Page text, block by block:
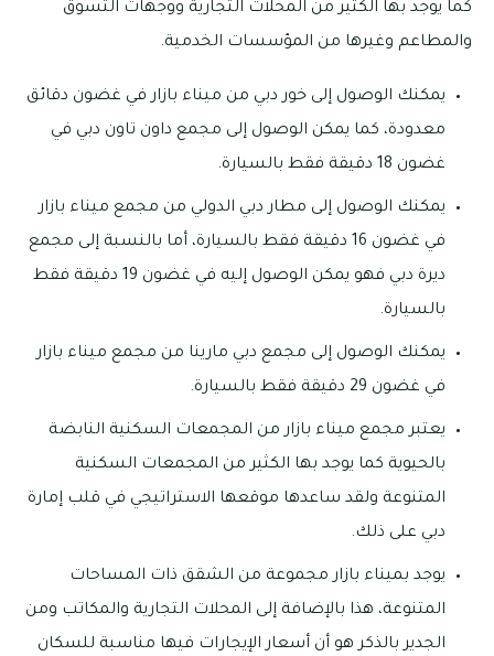
كما يوجد بها الكثير من المحلات التجارية ووجهات التسوق
والمطاعم وغيرها من المؤسسات الخدمية.
يمكنك الوصول إلى خور دبي من ميناء بازار في غضون دقائق
معدودة، كما يمكن الوصول إلى مجمع داون تاون دبي في
غضون 18 دقيقة فقط بالسيارة.
يمكنك الوصول إلى مطار دبي الدولي من مجمع ميناء بازار
في غضون 16 دقيقة فقط بالسيارة، أما بالنسبة إلى مجمع
ديرة دبي فهو يمكن الوصول إليه في غضون 19 دقيقة فقط
بالسيارة.
يمكنك الوصول إلى مجمع دبي مارينا من مجمع ميناء بازار
في غضون 29 دقيقة فقط بالسيارة.
يعتبر مجمع ميناء بازار من المجمعات السكنية النابضة
بالحيوية كما يوجد بها الكثير من المجمعات السكنية
المتنوعة ولقد ساعدها موقعها الاستراتيجي في قلب إمارة
دبي على ذلك.
يوجد بميناء بازار مجموعة من الشقق ذات المساحات
المتنوعة، هذا بالإضافة إلى المحلات التجارية والمكاتب ومن
الجدير بالذكر هو أن أسعار الإيجارات فيها مناسبة للسكان